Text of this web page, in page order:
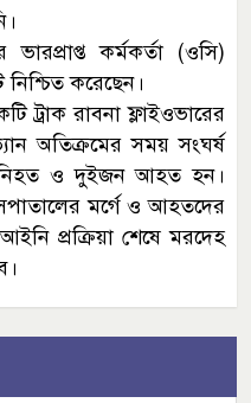
কর্মকর্তা (ওসি)
করেছেন।
ট্রাক রাবনা ফ্লাইওভারের
অতিক্রমের সময় সংঘর্ষ
নিহত ও দুইজন আহত হন।
মর্গে ও আহতদের
প্রক্রিয়া শেষে মরদেহ